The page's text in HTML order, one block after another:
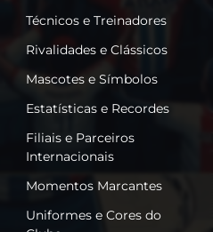
Técnicos e Treinadores
Rivalidades e Clássicos
Mascotes e Símbolos
Estatísticas e Recordes
Filiais e Parceiros
Internacionais
Momentos Marcantes
Uniformes e Cores do